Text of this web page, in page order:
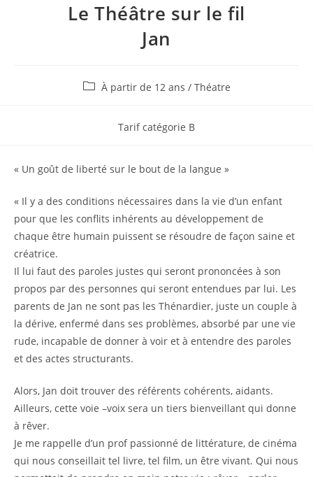
Le Théâtre sur le fil
Jan
À partir de 12 ans / Théatre
Tarif catégorie B
« Un goût de liberté sur le bout de la langue »
« Il y a des conditions nécessaires dans la vie d’un enfant
pour que les conflits inhérents au développement de
chaque être humain puissent se résoudre de façon saine et
créatrice.
Il lui faut des paroles justes qui seront prononcées à son
propos par des personnes qui seront entendues par lui. Les
parents de Jan ne sont pas les Thénardier, juste un couple à
la dérive, enfermé dans ses problèmes, absorbé par une vie
rude, incapable de donner à voir et à entendre des paroles
et des actes structurants.
Alors, Jan doit trouver des référents cohérents, aidants.
Ailleurs, cette voie –voix sera un tiers bienveillant qui donne
à rêver.
Je me rappelle d’un prof passionné de littérature, de cinéma
qui nous conseillait tel livre, tel film, un être vivant. Qui nous